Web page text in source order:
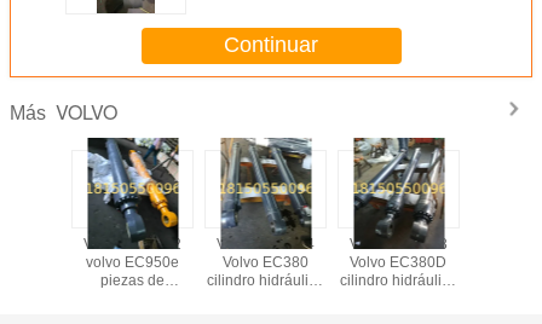
Continuar
Más VOLVO
VOE14726202
volvo EC950e
piezas de
VOE14640434
Volvo EC380
cilindro hidráulico
VOE14640433
Volvo EC380D
cilindro hidráulico